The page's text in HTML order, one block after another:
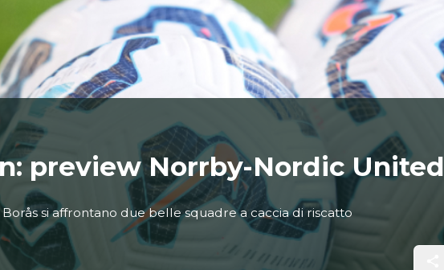
preview Norrby-Nordic United
si affrontano due belle squadre a caccia di riscatto